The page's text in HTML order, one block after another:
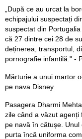
„După ce au urcat la
echipajului suspectați
suspectat din
că 27 dintre cei 28 de
deținerea, transportul,
pornografie infantilă." -
Mărturie a unui martor
pe nava Disney
Pasagera Dharmi
zile când a văzut
pe navă în cătușe.
purta încă uniforma